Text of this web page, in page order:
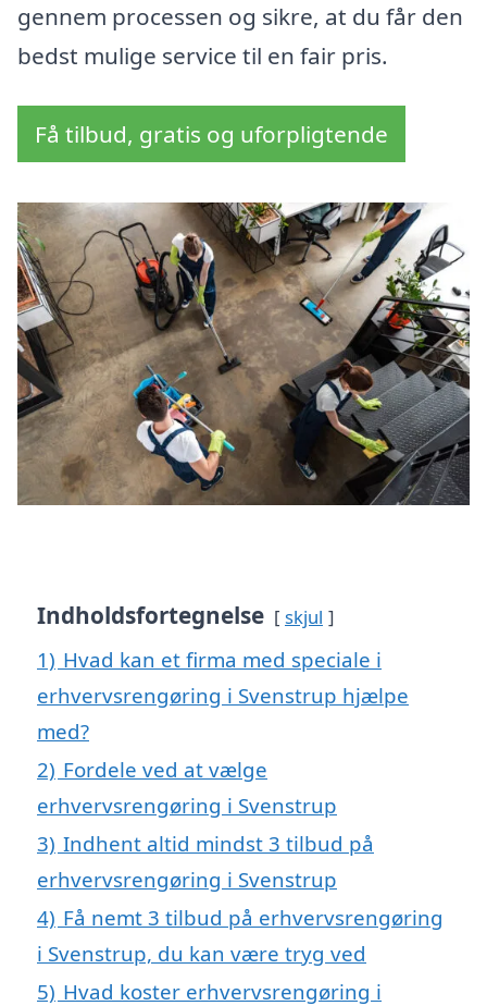
gennem processen og sikre, at du får den
bedst mulige service til en fair pris.
Få tilbud, gratis og uforpligtende
Indholdsfortegnelse skjul
1) Hvad kan et firma med speciale i
erhvervsrengøring i Svenstrup hjælpe
med?
2) Fordele ved at vælge
erhvervsrengøring i Svenstrup
3) Indhent altid mindst 3 tilbud på
erhvervsrengøring i Svenstrup
4) Få nemt 3 tilbud på erhvervsrengøring
i Svenstrup, du kan være tryg ved
5) Hvad koster erhvervsrengøring i